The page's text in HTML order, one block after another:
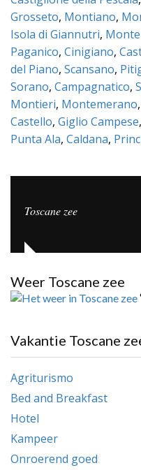
Grosseto, Montiano,
Isola di Giannutri,
Paganico, Cinigiano,
del Piano, Scansano,
Sorano, Campagnatico,
Montieri, Montemerano,
Castello, Giglio Campese,
Punta Ala, Caldana,
Toscane zee
Weer Toscane zee
Vakantie Toscane
Agriturismo
Bed and Breakfast
Hotel
Kampeer
Onroerend goed